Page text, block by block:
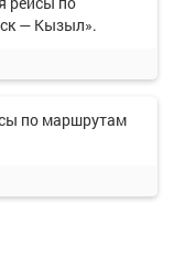
— Кызыл».
по маршрутам